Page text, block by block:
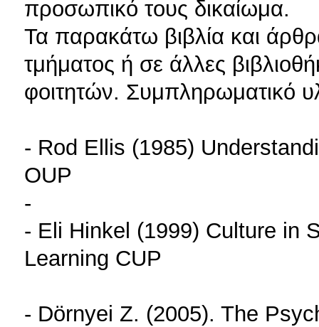
προσωπικό τους δικαίωμα.
Τα παρακάτω βιβλία και
τμήματος ή σε άλλες
φοιτητών. Συμπληρωματικό
- Rod Ellis (1985)
OUP
-
- Eli Hinkel (1999) Culture in
Learning CUP
- Dörnyei Z. (2005). The